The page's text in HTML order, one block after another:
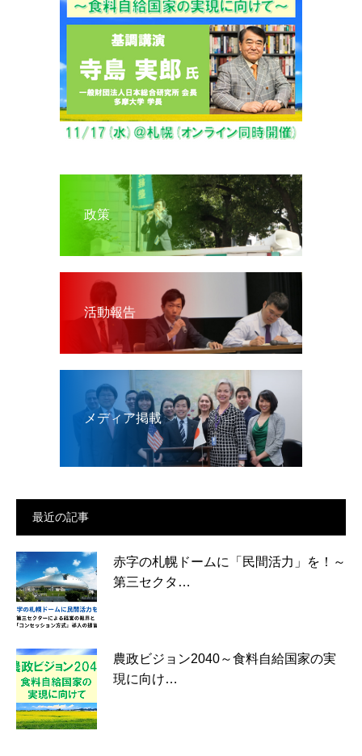
政策
活動報告
メディア掲載
最近の記事
赤字の札幌ドームに「民間活力」を！～
第三セクタ…
農政ビジョン2040～食料自給国家の実
現に向け…